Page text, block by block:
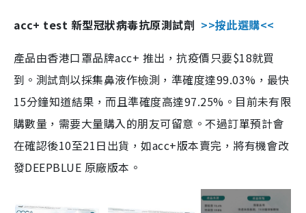
acc+ test 新型冠狀病毒抗原測試劑 >>按此選購<<
產品由香港口罩品牌acc+ 推出，抗疫價只要$18就買
到。測試劑以採集鼻液作檢測，準確度達99.03%，最快
15分鐘知道結果，而且準確度高達97.25%。目前未有限
購數量，需要大量購入的朋友可留意。不過訂單預計會
在確認後10至21日出貨，如acc+版本賣完，將有機會改
發DEEPBLUE 原廠版本。